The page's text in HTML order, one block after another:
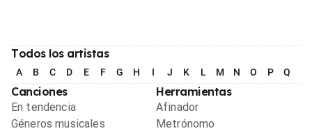
Todos los artistas
A B C D E F G H I J K L M N O P Q
Canciones
En tendencia
Géneros musicales
Herramientas
Afinador
Metrónomo